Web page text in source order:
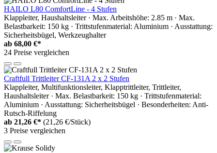
HAILO L80 ComfortLine - 4 Stufen
Klappleiter, Haushaltsleiter · Max. Arbeitshöhe: 2.85 m · Max.
Belastbarkeit: 150 kg · Trittstufenmaterial: Aluminium · Ausstattung:
Sicherheitsbügel, Werkzeughalter
ab 68,00 €*
24 Preise vergleichen
Craftfull Trittleiter CF-131A 2 x 2 Stufen
Klappleiter, Multifunktionsleiter, Klapptrittleiter, Trittleiter,
Haushaltsleiter · Max. Belastbarkeit: 150 kg · Trittstufenmaterial:
Aluminium · Ausstattung: Sicherheitsbügel · Besonderheiten: Anti-
Rutsch-Riffelung
ab 21,26 €* (21,26 €/Stück)
3 Preise vergleichen